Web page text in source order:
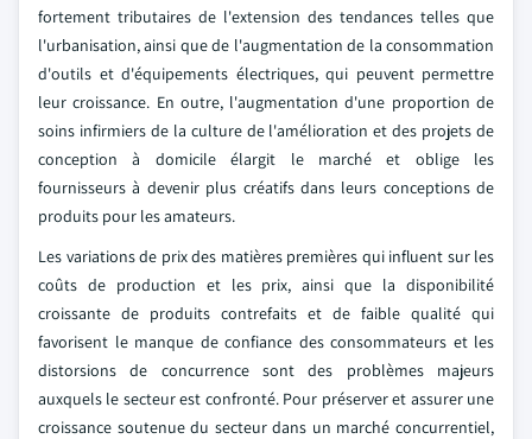
fortement tributaires de l'extension des tendances telles que
l'urbanisation, ainsi que de l'augmentation de la consommation
d'outils et d'équipements électriques, qui peuvent permettre
leur croissance. En outre, l'augmentation d'une proportion de
soins infirmiers de la culture de l'amélioration et des projets de
conception à domicile élargit le marché et oblige les
fournisseurs à devenir plus créatifs dans leurs conceptions de
produits pour les amateurs.
Les variations de prix des matières premières qui influent sur les
coûts de production et les prix, ainsi que la disponibilité
croissante de produits contrefaits et de faible qualité qui
favorisent le manque de confiance des consommateurs et les
distorsions de concurrence sont des problèmes majeurs
auxquels le secteur est confronté. Pour préserver et assurer une
croissance soutenue du secteur dans un marché concurrentiel,